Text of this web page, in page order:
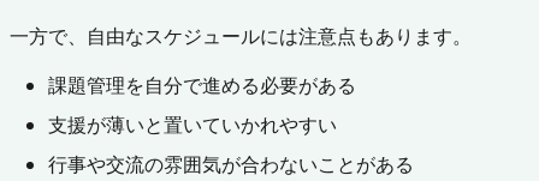
一方で、自由なスケジュールには注意点もあります。
課題管理を自分で進める必要がある
支援が薄いと置いていかれやすい
行事や交流の雰囲気が合わないことがある